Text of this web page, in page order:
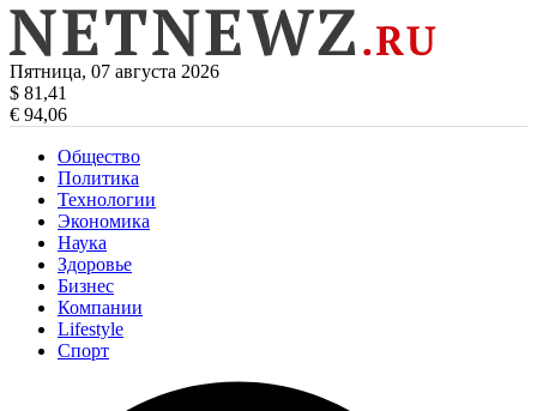
Пятница, 07 августа 2026
$ 81,41
€ 94,06
Общество
Политика
Технологии
Экономика
Наука
Здоровье
Бизнес
Компании
Lifestyle
Спорт